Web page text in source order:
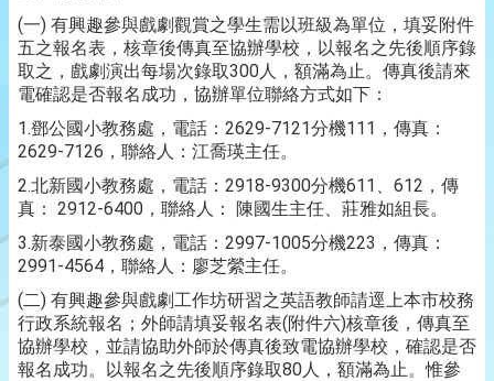
(一) 有興趣參與戲劇觀賞之學生需以班級為單位，填妥附件
五之報名表，核章後傳真至協辦學校，以報名之先後順序錄
取之，戲劇演出每場次錄取300人，額滿為止。傳真後請來
電確認是否報名成功，協辦單位聯絡方式如下：
1.鄧公國小教務處，電話：2629-7121分機111，傳真：
2629-7126，聯絡人：江喬瑛主任。
2.北新國小教務處，電話：2918-9300分機611、612，傳
真： 2912-6400，聯絡人： 陳國生主任、莊雅如組長。
3.新泰國小教務處，電話：2997-1005分機223，傳真：
2991-4564，聯絡人：廖芝縈主任。
(二) 有興趣參與戲劇工作坊研習之英語教師請逕上本市校務
行政系統報名；外師請填妥報名表(附件六)核章後，傳真至
協辦學校，並請協助外師於傳真後致電協辦學校，確認是否
報名成功。以報名之先後順序錄取80人，額滿為止。惟參